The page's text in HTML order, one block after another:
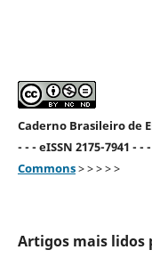
Caderno Brasileiro de
- - - eISSN 2175-7941 -
Commons> > > > >
Artigos mais lidos